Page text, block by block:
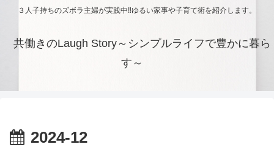
３人子持ちのズボラ主婦が実践中‼ゆるい家事や子育て術を紹介します。
共働きのLaugh Story～シンプルライフで豊かに暮ら
す～
2024-12